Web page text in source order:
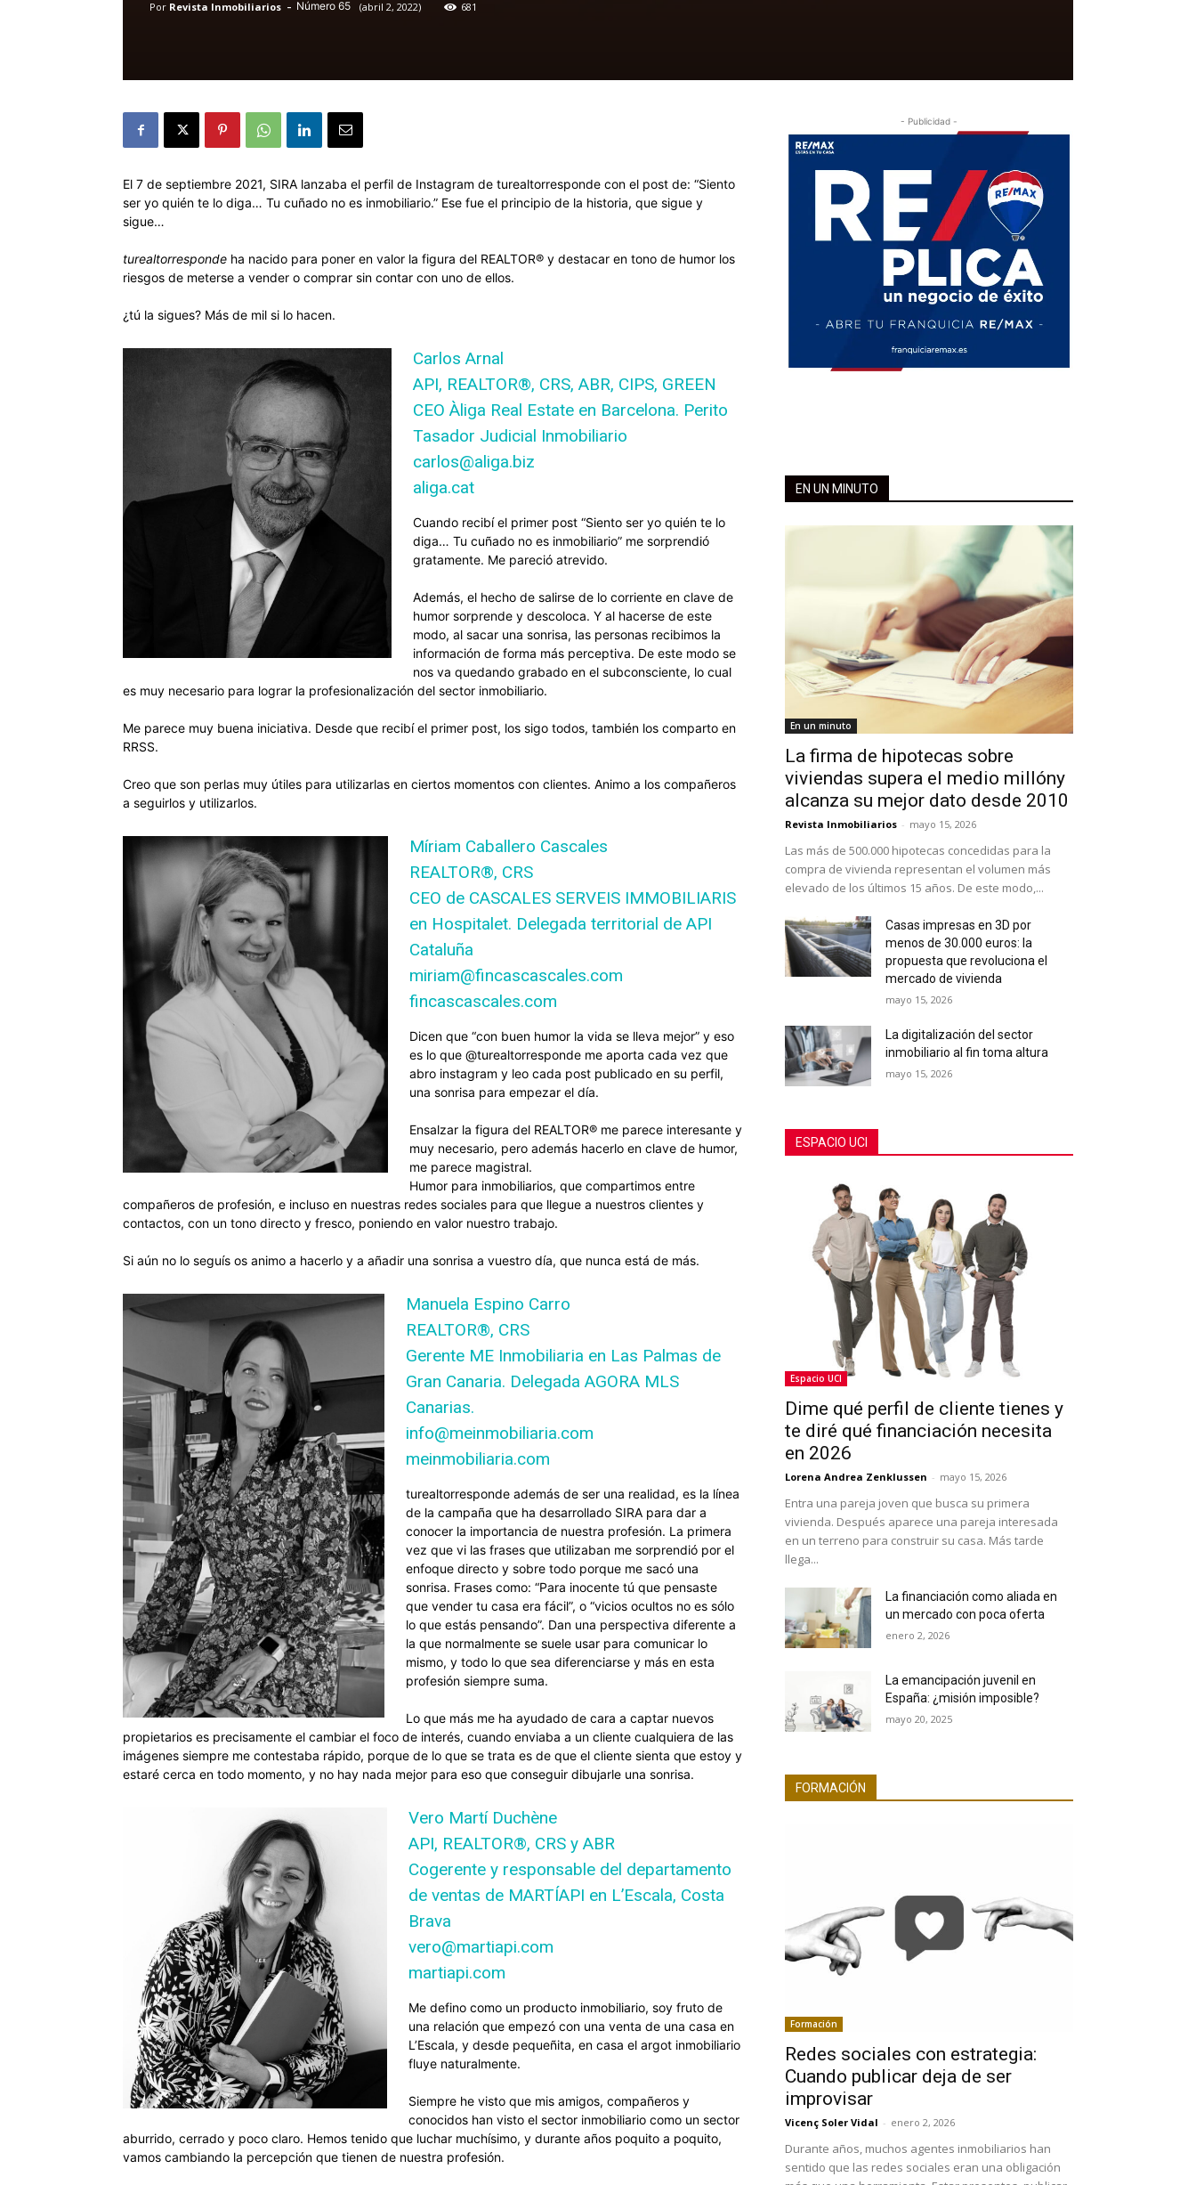
Por Revista Inmobiliarios - 65 abril 2, 2022 681
El 7 de septiembre 2021, SIRA lanzaba el perfil de Instagram de turealtorresponde con el post de: “Siento
ser yo quién te lo diga… Tu cuñado no es inmobiliario.” Ese fue el principio de la historia, que sigue y
sigue…
turealtorresponde ha nacido para poner en valor la figura del REALTOR® y destacar en tono de humor los
riesgos de meterse a vender o comprar sin contar con uno de ellos.
¿tú la sigues? Más de mil si lo hacen.
Carlos Arnal
API, REALTOR®, CRS, ABR, CIPS, GREEN
CEO Àliga Real Estate en Barcelona. Perito
Tasador Judicial Inmobiliario
carlos@aliga.biz
aliga.cat
Cuando recibí el primer post “Siento ser yo quién te lo
diga… Tu cuñado no es inmobiliario” me sorprendió
gratamente. Me pareció atrevido.
Además, el hecho de salirse de lo corriente en clave de
humor sorprende y descoloca. Y al hacerse de este
modo, al sacar una sonrisa, las personas recibimos la
información de forma más perceptiva. De este modo se
nos va quedando grabado en el subconsciente, lo cual
es muy necesario para lograr la profesionalización del sector inmobiliario.
Me parece muy buena iniciativa. Desde que recibí el primer post, los sigo todos, también los comparto en
RRSS.
Creo que son perlas muy útiles para utilizarlas en ciertos momentos con clientes. Animo a los compañeros
a seguirlos y utilizarlos.
Míriam Caballero Cascales
REALTOR®, CRS
CEO de CASCALES SERVEIS IMMOBILIARIS
en Hospitalet. Delegada territorial de API
Cataluña
miriam@fincascascales.com
fincascascales.com
Dicen que “con buen humor la vida se lleva mejor” y eso
es lo que @turealtorresponde me aporta cada vez que
abro instagram y leo cada post publicado en su perfil,
una sonrisa para empezar el día.
Ensalzar la figura del REALTOR® me parece interesante y
muy necesario, pero además hacerlo en clave de humor,
me parece magistral.
Humor para inmobiliarios, que compartimos entre
compañeros de profesión, e incluso en nuestras redes sociales para que llegue a nuestros clientes y
contactos, con un tono directo y fresco, poniendo en valor nuestro trabajo.
Si aún no lo seguís os animo a hacerlo y a añadir una sonrisa a vuestro día, que nunca está de más.
Manuela Espino Carro
REALTOR®, CRS
Gerente ME Inmobiliaria en Las Palmas de
Gran Canaria. Delegada AGORA MLS
Canarias.
info@meinmobiliaria.com
meinmobiliaria.com
turealtorresponde además de ser una realidad, es la línea
de la campaña que ha desarrollado SIRA para dar a
conocer la importancia de nuestra profesión. La primera
vez que vi las frases que utilizaban me sorprendió por el
enfoque directo y sobre todo porque me sacó una
sonrisa. Frases como: “Para inocente tú que pensaste
que vender tu casa era fácil”, o “vicios ocultos no es sólo
lo que estás pensando”. Dan una perspectiva diferente a
la que normalmente se suele usar para comunicar lo
mismo, y todo lo que sea diferenciarse y más en esta
profesión siempre suma.
Lo que más me ha ayudado de cara a captar nuevos
propietarios es precisamente el cambiar el foco de interés, cuando enviaba a un cliente cualquiera de las
imágenes siempre me contestaba rápido, porque de lo que se trata es de que el cliente sienta que estoy y
estaré cerca en todo momento, y no hay nada mejor para eso que conseguir dibujarle una sonrisa.
Vero Martí Duchène
API, REALTOR®, CRS y ABR
Cogerente y responsable del departamento
de ventas de MARTÍAPI en L’Escala, Costa
Brava
vero@martiapi.com
martiapi.com
Me defino como un producto inmobiliario, soy fruto de
una relación que empezó con una venta de una casa en
L’Escala, y desde pequeñita, en casa el argot inmobiliario
fluye naturalmente.
Siempre he visto que mis amigos, compañeros y
conocidos han visto el sector inmobiliario como un sector
aburrido, cerrado y poco claro. Hemos tenido que luchar muchísimo, y durante años poquito a poquito,
vamos cambiando la percepción que tienen de nuestra profesión.
- Publicidad -
EN UN MINUTO
En un minuto
La firma de hipotecas sobre
viviendas supera el medio millóny
alcanza su mejor dato desde 2010
Revista Inmobiliarios - mayo 15, 2026
Las más de 500.000 hipotecas concedidas para la
compra de vivienda representan el volumen más
elevado de los últimos 15 años. De este modo,...
Casas impresas en 3D por
menos de 30.000 euros: la
propuesta que revoluciona el
mercado de vivienda
mayo 15, 2026
La digitalización del sector
inmobiliario al fin toma altura
mayo 15, 2026
ESPACIO UCI
Espacio UCI
Dime qué perfil de cliente tienes y
te diré qué financiación necesita
en 2026
Lorena Andrea Zenklussen - mayo 15, 2026
Entra una pareja joven que busca su primera
vivienda. Después aparece una pareja interesada
en un terreno para construir su casa. Más tarde
llega...
La financiación como aliada en
un mercado con poca oferta
enero 2, 2026
La emancipación juvenil en
España: ¿misión imposible?
mayo 20, 2025
FORMACIÓN
Formación
Redes sociales con estrategia:
Cuando publicar deja de ser
improvisar
Vicenç Soler Vidal - enero 2, 2026
Durante años, muchos agentes inmobiliarios han
sentido que las redes sociales eran una obligación